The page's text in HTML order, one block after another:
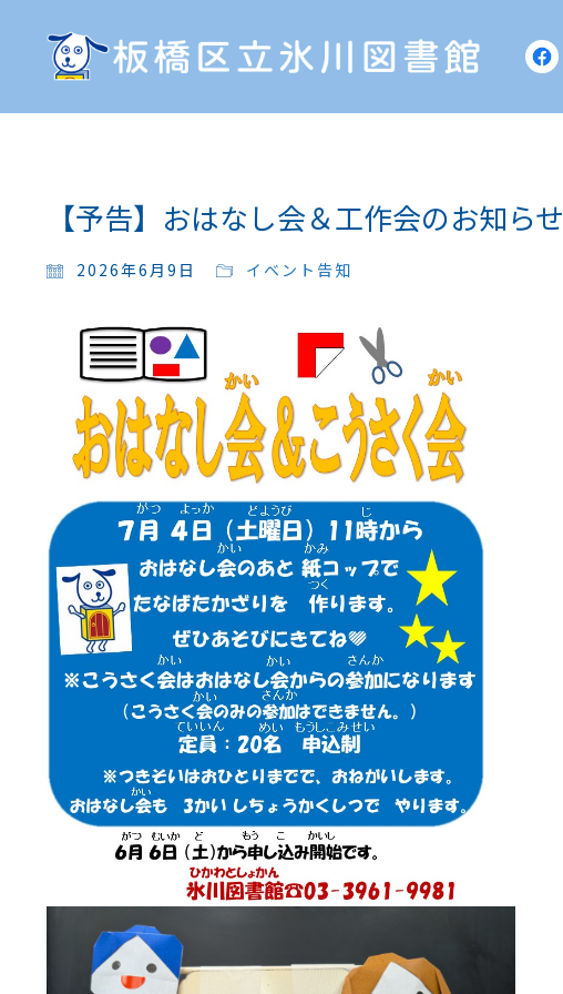
【予告】おはなし会＆工作会のお知らせ
2026年6月9日 イベント告知